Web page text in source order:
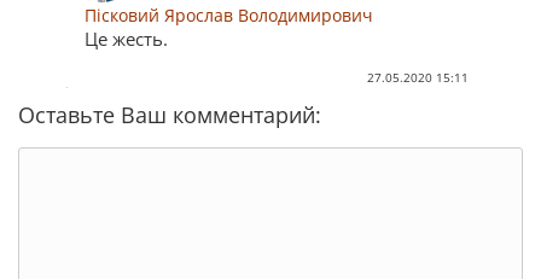
Пісковий Ярослав Володимирович
Це жесть.
27.05.2020 15:11
Оставьте Ваш комментарий: